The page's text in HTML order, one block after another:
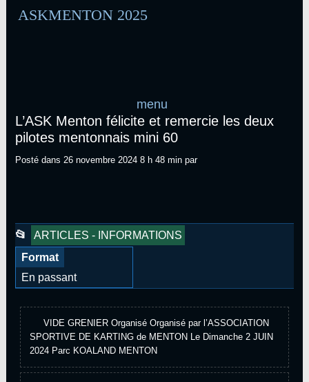
ASKMENTON 2025
menu
L’ASK Menton félicite et remercie les deux
pilotes mentonnais mini 60
Posté dans 26 novembre 2024 8 h 48 min par
📂
Cet
article
a
été
publié
dans
ARTICLES - INFORMATIONS
Format
En passant
VIDE GRENIER Organisé Organisé par l’ASSOCIATION
SPORTIVE DE KARTING de MENTON Le Dimanche 2 JUIN
2024 Parc KOALAND MENTON